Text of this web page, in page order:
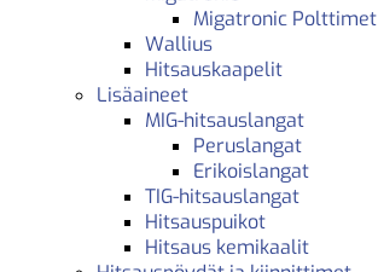
Migatronic Polttimet
Wallius
Hitsauskaapelit
Lisäaineet
MIG-hitsauslangat
Peruslangat
Erikoislangat
TIG-hitsauslangat
Hitsauspuikot
Hitsaus kemikaalit